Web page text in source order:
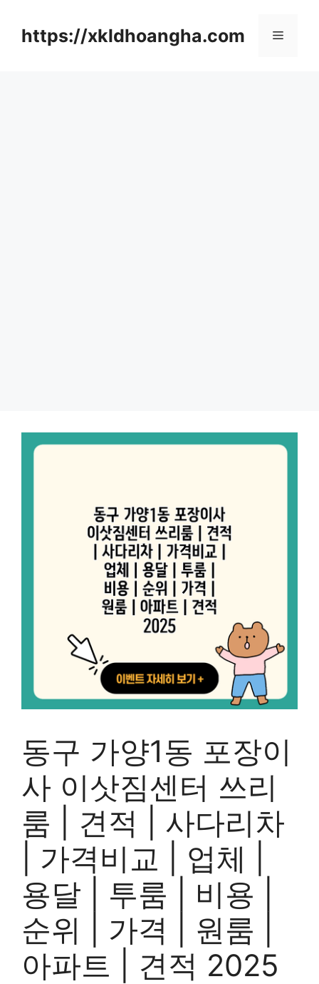
https://xkldhoangha.com 메
동구 가양1동 포장이
사 이삿짐센터 쓰리
룸 | 견적 | 사다리차
| 가격비교 | 업체 |
용달 | 투룸 | 비용 |
순위 | 가격 | 원룸 |
아파트 | 견적 2025